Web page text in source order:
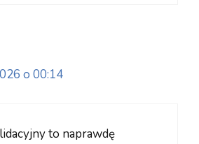
o 00:14
to naprawdę